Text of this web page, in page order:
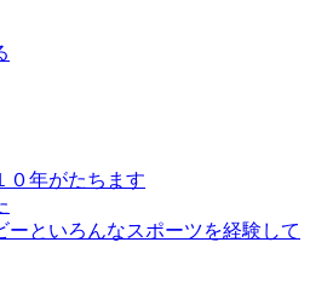
０年がたちます
といろんなスポーツを経験して